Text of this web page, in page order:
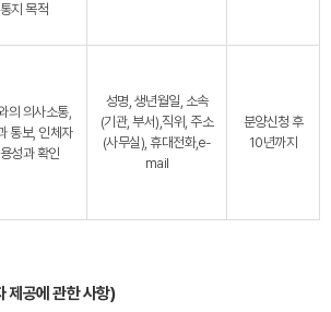
지 목적
의 의사소통,
통보, 인체자
성과 확인
성명, 생년월일, 소속
(기관, 부서),직위, 주소
(사무실), 휴대전화,e-
mail
분양신청 후
10년까지
공에 관한 사항)